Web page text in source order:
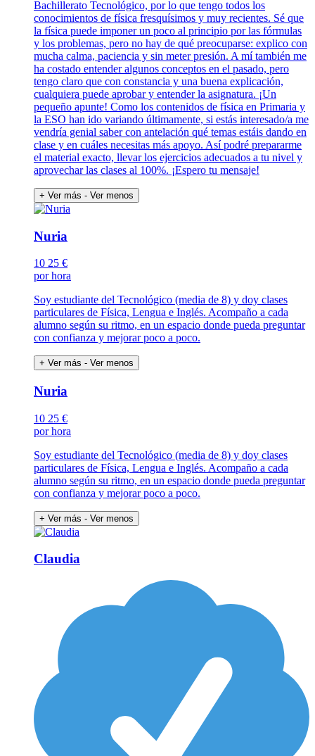
Bachillerato Tecnológico, por lo que tengo todos los
conocimientos de física fresquísimos y muy recientes. Sé que
la física puede imponer un poco al principio por las fórmulas
y los problemas, pero no hay de qué preocuparse: explico con
mucha calma, paciencia y sin meter presión. A mí también me
ha costado entender algunos conceptos en el pasado, pero
tengo claro que con constancia y una buena explicación,
cualquiera puede aprobar y entender la asignatura. ¡Un
pequeño apunte! Como los contenidos de física en Primaria y
la ESO han ido variando últimamente, si estás interesado/a me
vendría genial saber con antelación qué temas estáis dando en
clase y en cuáles necesitas más apoyo. Así podré prepararme
el material exacto, llevar los ejercicios adecuados a tu nivel y
aprovechar las clases al 100%. ¡Espero tu mensaje!
+ Ver más - Ver menos
Nuria
10 25 €
por hora
Soy estudiante del Tecnológico (media de 8) y doy clases
particulares de Física, Lengua e Inglés. Acompaño a cada
alumno según su ritmo, en un espacio donde pueda preguntar
con confianza y mejorar poco a poco.
+ Ver más - Ver menos
Nuria
10 25 €
por hora
Soy estudiante del Tecnológico (media de 8) y doy clases
particulares de Física, Lengua e Inglés. Acompaño a cada
alumno según su ritmo, en un espacio donde pueda preguntar
con confianza y mejorar poco a poco.
+ Ver más - Ver menos
Claudia